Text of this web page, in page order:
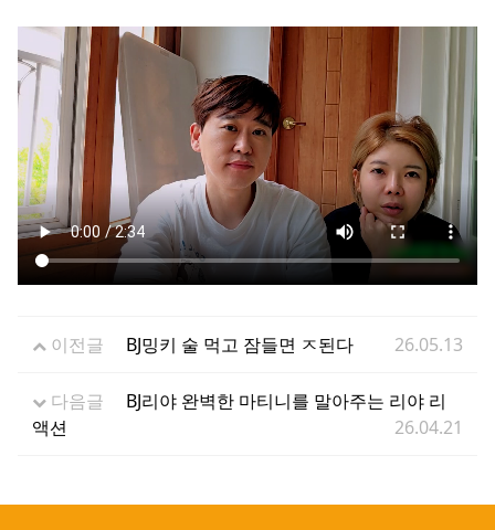
이전글 BJ밍키 술 먹고 잠들면 ㅈ된다 26.05.13
다음글
BJ리야 완벽한 마티니를 말아주는 리야 리
액션
26.04.21